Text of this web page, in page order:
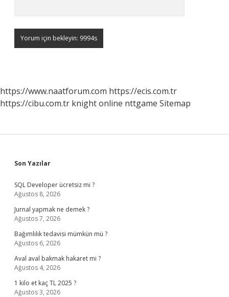
https://www.naatforum.com https://ecis.com.tr
https://cibu.com.tr knight online nttgame Sitemap
Sidebar
Son Yazılar
SQL Developer ücretsiz mi ?
Ağustos 8, 2026
Jurnal yapmak ne demek ?
Ağustos 7, 2026
Bağımlılık tedavisi mümkün mü ?
Ağustos 6, 2026
Aval aval bakmak hakaret mi ?
Ağustos 4, 2026
1 kilo et kaç TL 2025 ?
Ağustos 3, 2026